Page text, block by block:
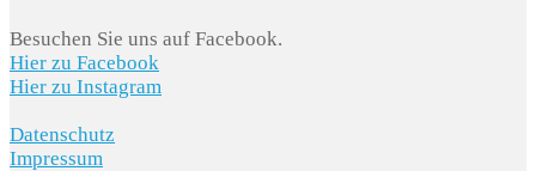
Besuchen Sie uns auf Facebook.
Hier zu Facebook
Hier zu Instagram
Datenschutz
Impressum